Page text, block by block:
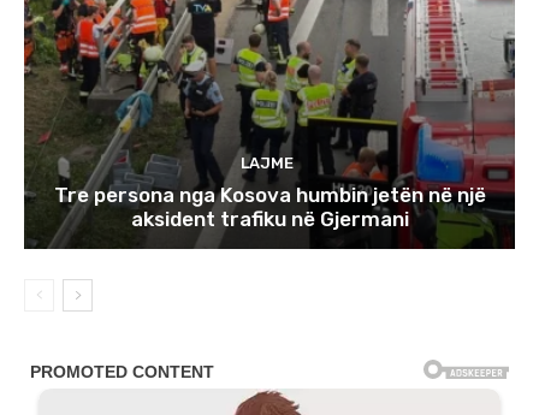
LAJME
Tre persona nga Kosova humbin jetën në një
aksident trafiku në Gjermani